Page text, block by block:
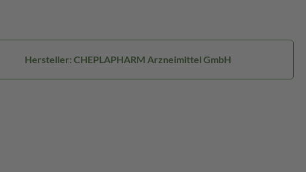
Hersteller: CHEPLAPHARM Arzneimittel GmbH